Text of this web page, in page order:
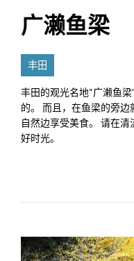
广濑鱼梁
丰田
丰田的观光名地“广濑鱼
的。 而且，在鱼梁的旁
自然边享受美食。 请在
好时光。